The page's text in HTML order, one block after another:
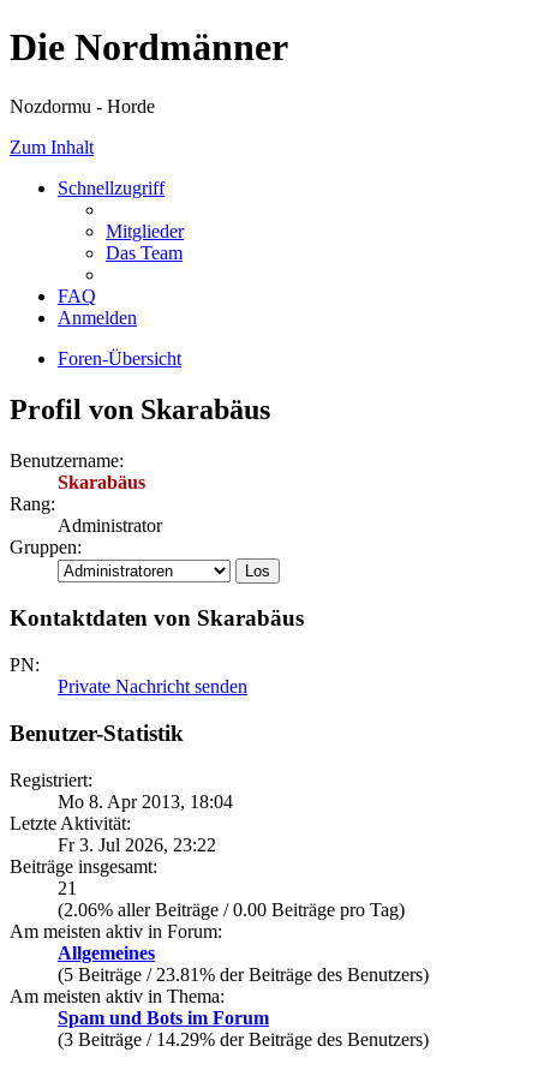
Die Nordmänner
Nozdormu - Horde
Zum Inhalt
Schnellzugriff
Mitglieder
Das Team
FAQ
Anmelden
Foren-Übersicht
Profil von Skarabäus
Benutzername:
Skarabäus
Rang:
Administrator
Gruppen:
Kontaktdaten von Skarabäus
PN:
Private Nachricht senden
Benutzer-Statistik
Registriert:
Mo 8. Apr 2013, 18:04
Letzte Aktivität:
Fr 3. Jul 2026, 23:22
Beiträge insgesamt:
21
(2.06% aller Beiträge / 0.00 Beiträge pro Tag)
Am meisten aktiv in Forum:
Allgemeines
(5 Beiträge / 23.81% der Beiträge des Benutzers)
Am meisten aktiv in Thema:
Spam und Bots im Forum
(3 Beiträge / 14.29% der Beiträge des Benutzers)